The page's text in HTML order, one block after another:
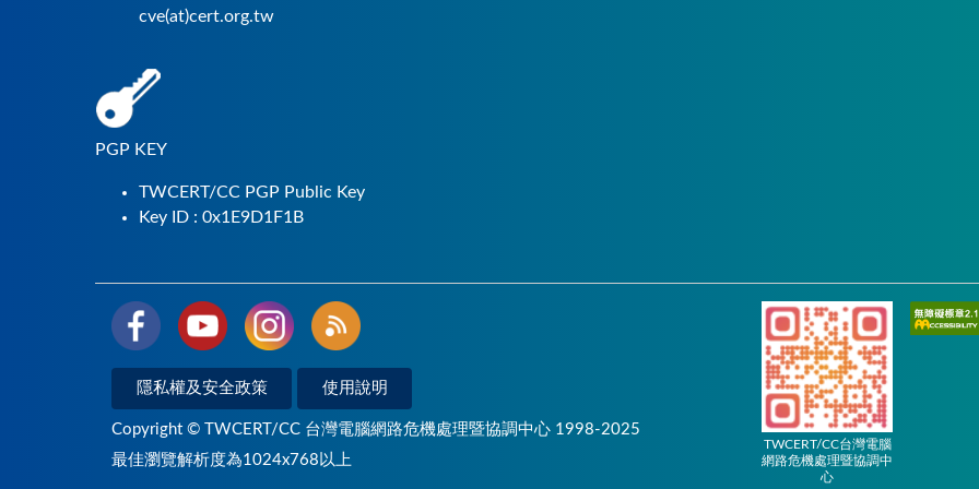
cve(at)cert.org.tw
PGP KEY
TWCERT/CC PGP Public Key
Key ID : 0x1E9D1F1B
隱私權及安全政策 使用說明
Copyright © TWCERT/CC 台灣電腦網路危機處理暨協調中心 1998-2025
最佳瀏覽解析度為1024x768以上
TWCERT/CC台灣電腦
網路危機處理暨協調中
心